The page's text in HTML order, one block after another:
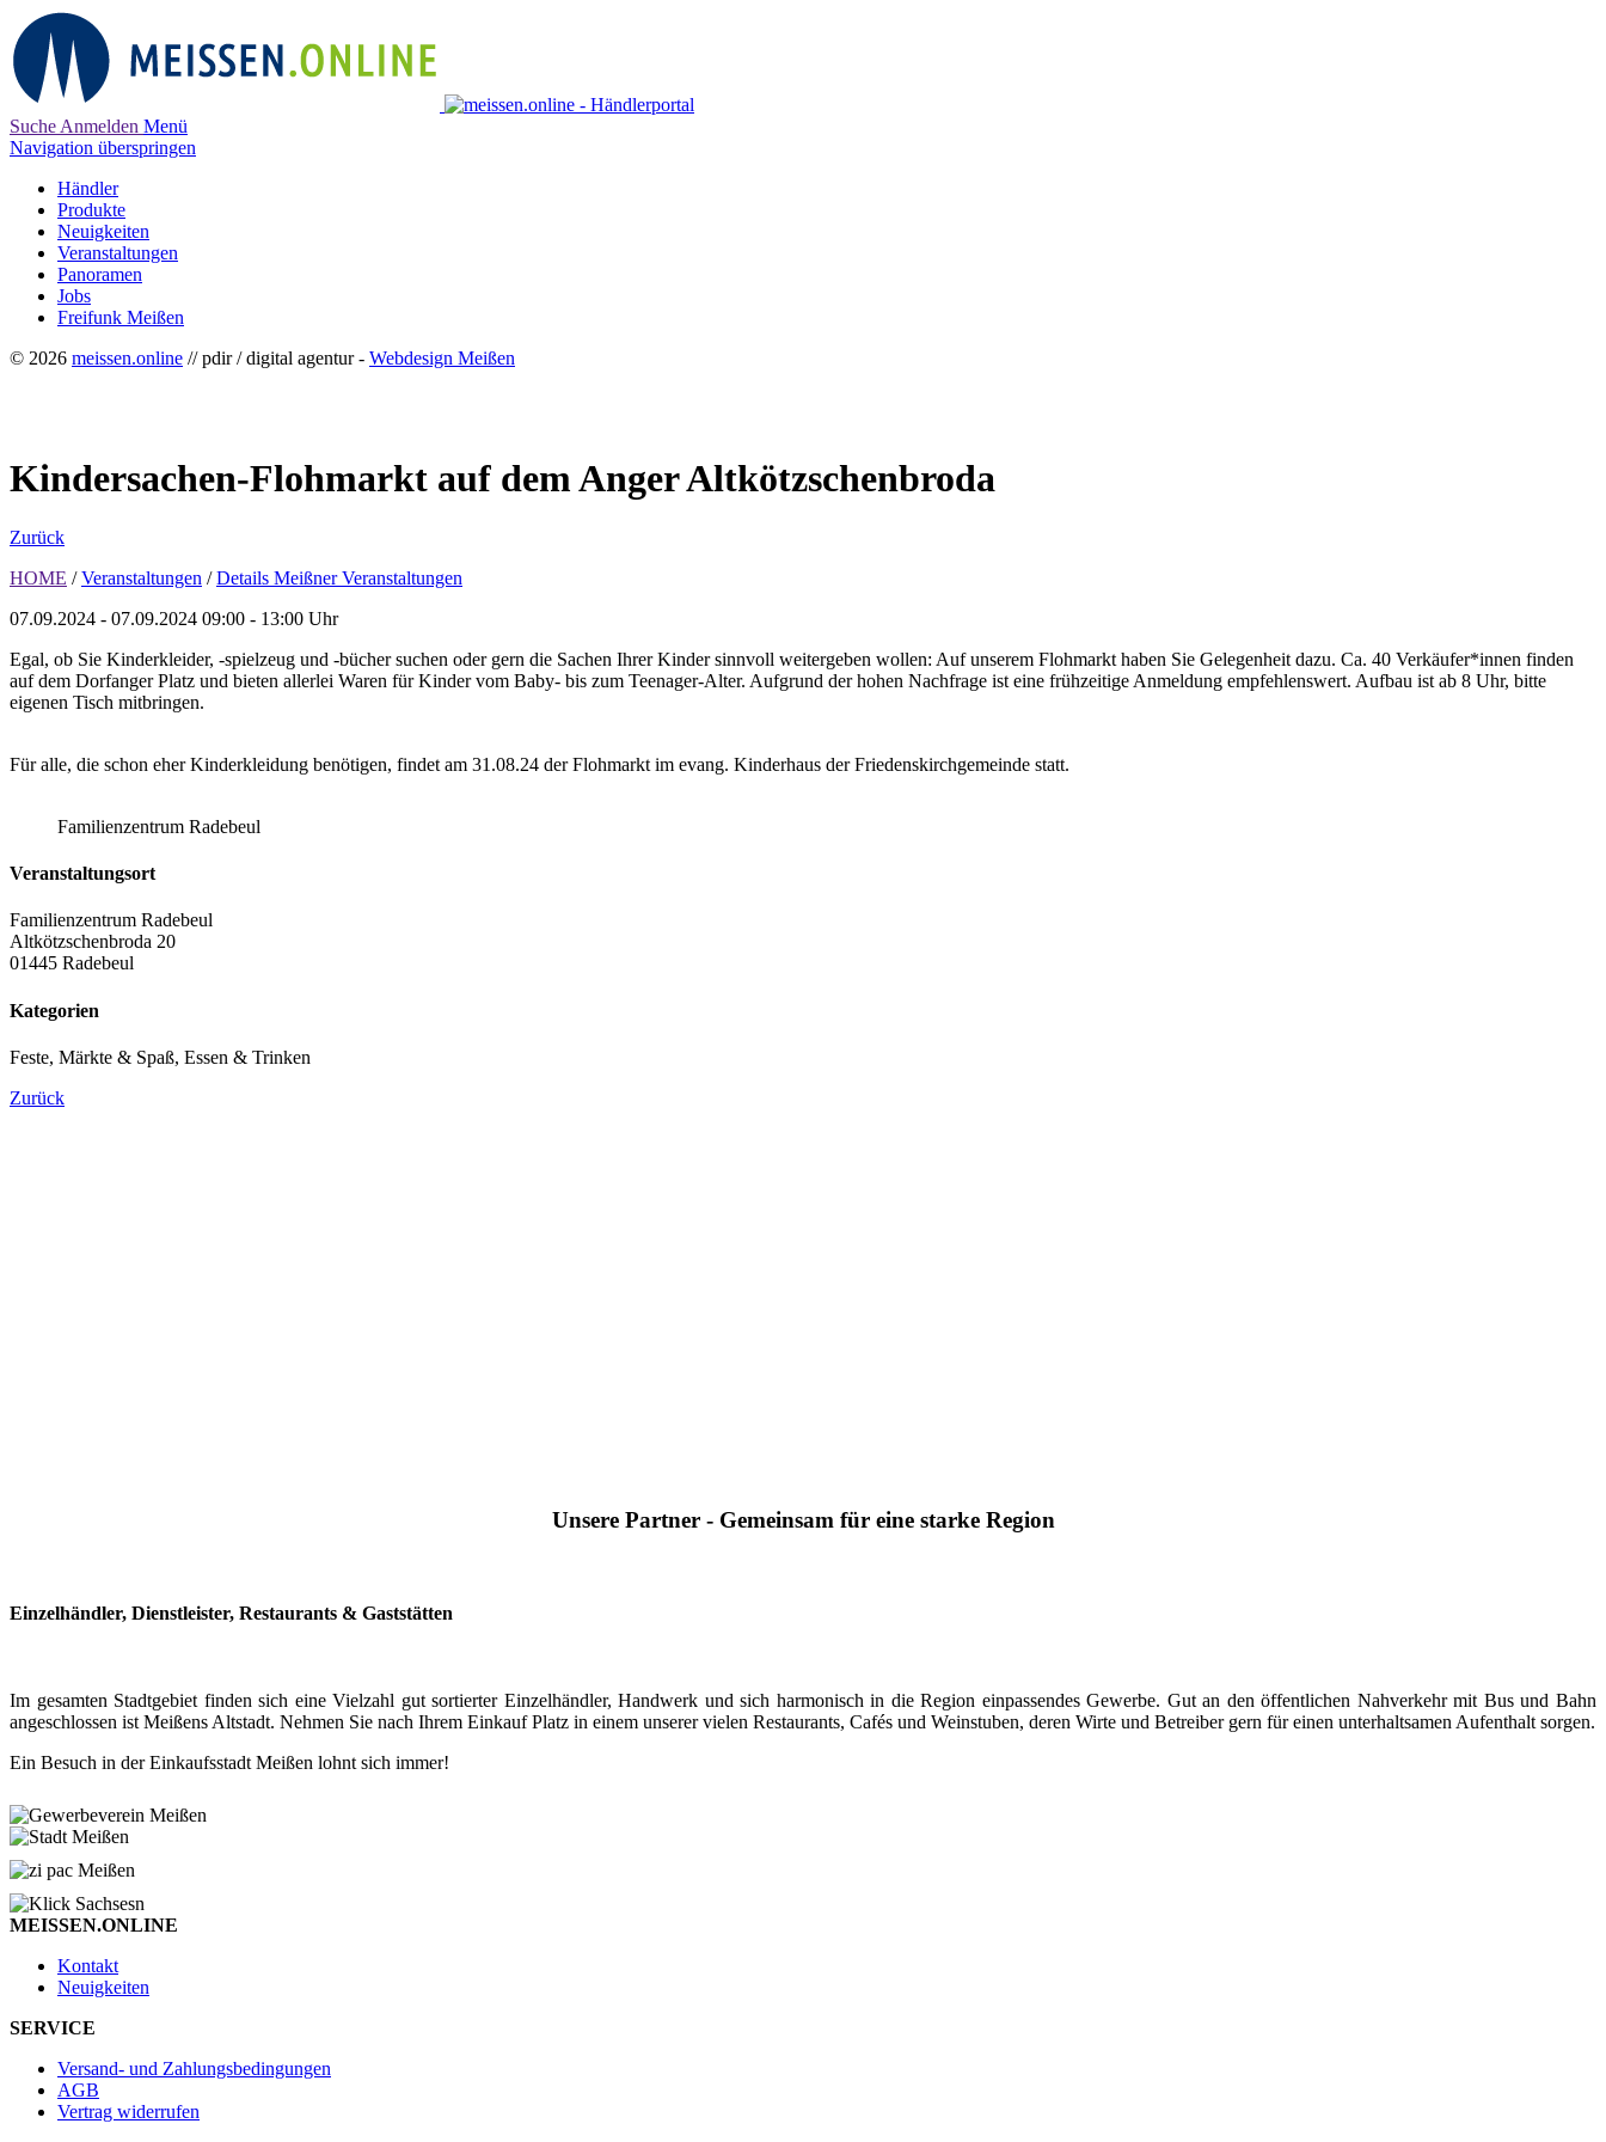
Suche Anmelden Menü
Navigation überspringen
Händler
Produkte
Neuigkeiten
Veranstaltungen
Panoramen
Jobs
Freifunk Meißen
© 2026 meissen.online // pdir / digital agentur - Webdesign Meißen
Kindersachen-Flohmarkt auf dem Anger Altkötzschenbroda
Zurück
HOME / Veranstaltungen / Details Meißner Veranstaltungen
07.09.2024 - 07.09.2024 09:00 - 13:00 Uhr
Egal, ob Sie Kinderkleider, -spielzeug und -bücher suchen oder gern die Sachen Ihrer Kinder sinnvoll weitergeben wollen: Auf unserem Flohmarkt haben Sie Gelegenheit dazu. Ca. 40 Verkäufer*innen finden
auf dem Dorfanger Platz und bieten allerlei Waren für Kinder vom Baby- bis zum Teenager-Alter. Aufgrund der hohen Nachfrage ist eine frühzeitige Anmeldung empfehlenswert. Aufbau ist ab 8 Uhr, bitte
eigenen Tisch mitbringen.
Für alle, die schon eher Kinderkleidung benötigen, findet am 31.08.24 der Flohmarkt im evang. Kinderhaus der Friedenskirchgemeinde statt.
Familienzentrum Radebeul
Veranstaltungsort
Familienzentrum Radebeul
Altkötzschenbroda 20
01445 Radebeul
Kategorien
Feste, Märkte & Spaß, Essen & Trinken
Zurück
Unsere Partner - Gemeinsam für eine starke Region
Einzelhändler, Dienstleister, Restaurants & Gaststätten
Im gesamten Stadtgebiet finden sich eine Vielzahl gut sortierter Einzelhändler, Handwerk und sich harmonisch in die Region einpassendes Gewerbe. Gut an den öffentlichen Nahverkehr mit Bus und Bahn
angeschlossen ist Meißens Altstadt. Nehmen Sie nach Ihrem Einkauf Platz in einem unserer vielen Restaurants, Cafés und Weinstuben, deren Wirte und Betreiber gern für einen unterhaltsamen Aufenthalt sorgen.
Ein Besuch in der Einkaufsstadt Meißen lohnt sich immer!
MEISSEN.ONLINE
Kontakt
Neuigkeiten
SERVICE
Versand- und Zahlungsbedingungen
AGB
Vertrag widerrufen